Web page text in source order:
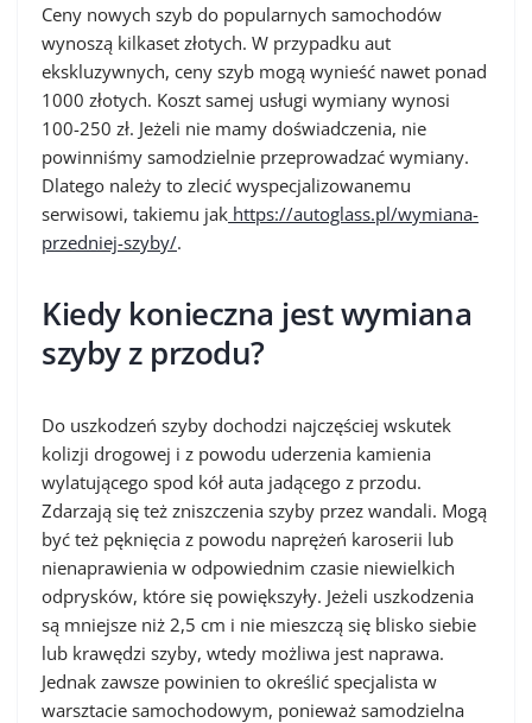
Ceny nowych szyb do popularnych samochodów
wynoszą kilkaset złotych. W przypadku aut
ekskluzywnych, ceny szyb mogą wynieść nawet ponad
1000 złotych. Koszt samej usługi wymiany wynosi
100-250 zł. Jeżeli nie mamy doświadczenia, nie
powinniśmy samodzielnie przeprowadzać wymiany.
Dlatego należy to zlecić wyspecjalizowanemu
serwisowi, takiemu jak https://autoglass.pl/wymiana-
przedniej-szyby/.
Kiedy konieczna jest wymiana
szyby z przodu?
Do uszkodzeń szyby dochodzi najczęściej wskutek
kolizji drogowej i z powodu uderzenia kamienia
wylatującego spod kół auta jadącego z przodu.
Zdarzają się też zniszczenia szyby przez wandali. Mogą
być też pęknięcia z powodu naprężeń karoserii lub
nienaprawienia w odpowiednim czasie niewielkich
odprysków, które się powiększyły. Jeżeli uszkodzenia
są mniejsze niż 2,5 cm i nie mieszczą się blisko siebie
lub krawędzi szyby, wtedy możliwa jest naprawa.
Jednak zawsze powinien to określić specjalista w
warsztacie samochodowym, ponieważ samodzielna